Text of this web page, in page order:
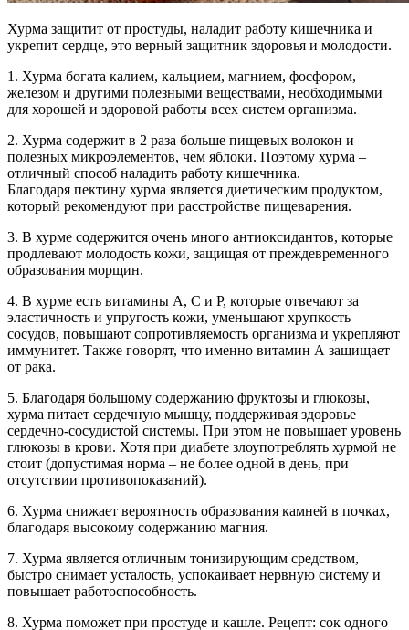
Хурма защитит от простуды, наладит работу кишечника и
укрепит сердце, это верный защитник здоровья и молодости.
1. Хурма богата калием, кальцием, магнием, фосфором,
железом и другими полезными веществами, необходимыми
для хорошей и здоровой работы всех систем организма.
2. Хурма содержит в 2 раза больше пищевых волокон и
полезных микроэлементов, чем яблоки. Поэтому хурма –
отличный способ наладить работу кишечника.
Благодаря пектину хурма является диетическим продуктом,
который рекомендуют при расстройстве пищеварения.
3. В хурме содержится очень много антиоксидантов, которые
продлевают молодость кожи, защищая от преждевременного
образования морщин.
4. В хурме есть витамины А, С и P, которые отвечают за
эластичность и упругость кожи, уменьшают хрупкость
сосудов, повышают сопротивляемость организма и укрепляют
иммунитет. Также говорят, что именно витамин А защищает
от рака.
5. Благодаря большому содержанию фруктозы и глюкозы,
хурма питает сердечную мышцу, поддерживая здоровье
сердечно-сосудистой системы. При этом не повышает уровень
глюкозы в крови. Хотя при диабете злоупотреблять хурмой не
стоит (допустимая норма – не более одной в день, при
отсутствии противопоказаний).
6. Хурма снижает вероятность образования камней в почках,
благодаря высокому содержанию магния.
7. Хурма является отличным тонизирующим средством,
быстро снимает усталость, успокаивает нервную систему и
повышает работоспособность.
8. Хурма поможет при простуде и кашле. Рецепт: сок одного